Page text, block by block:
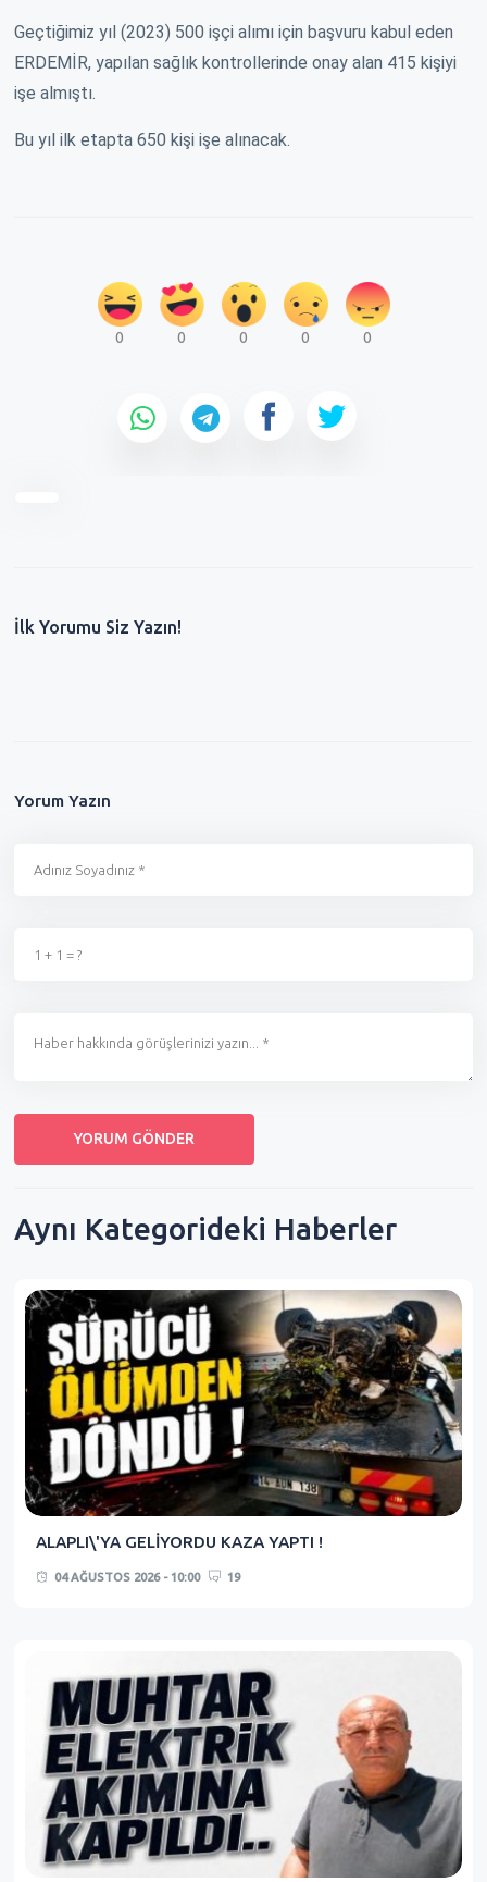
Geçtiğimiz yıl (2023) 500 işçi alımı için başvuru kabul eden
ERDEMİR, yapılan sağlık kontrollerinde onay alan 415 kişiyi
işe almıştı.
Bu yıl ilk etapta 650 kişi işe alınacak.
0 0 0 0 0
İlk Yorumu Siz Yazın!
Yorum Yazın
Aynı Kategorideki Haberler
ALAPLI\'YA GELİYORDU KAZA YAPTI !
04 AĞUSTOS 2026 - 10:00 19